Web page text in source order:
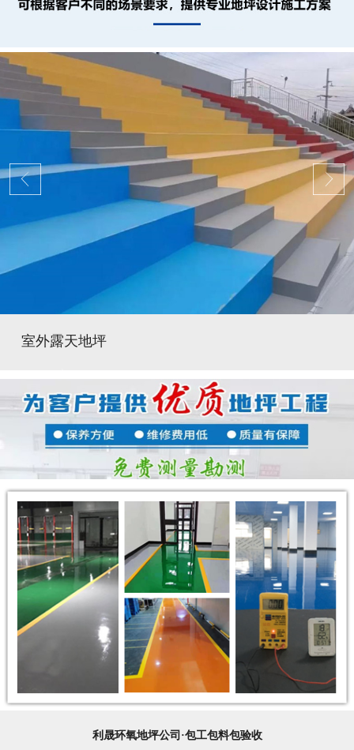
室外露天地坪
利晟环氧地坪公司·包工包料包验收